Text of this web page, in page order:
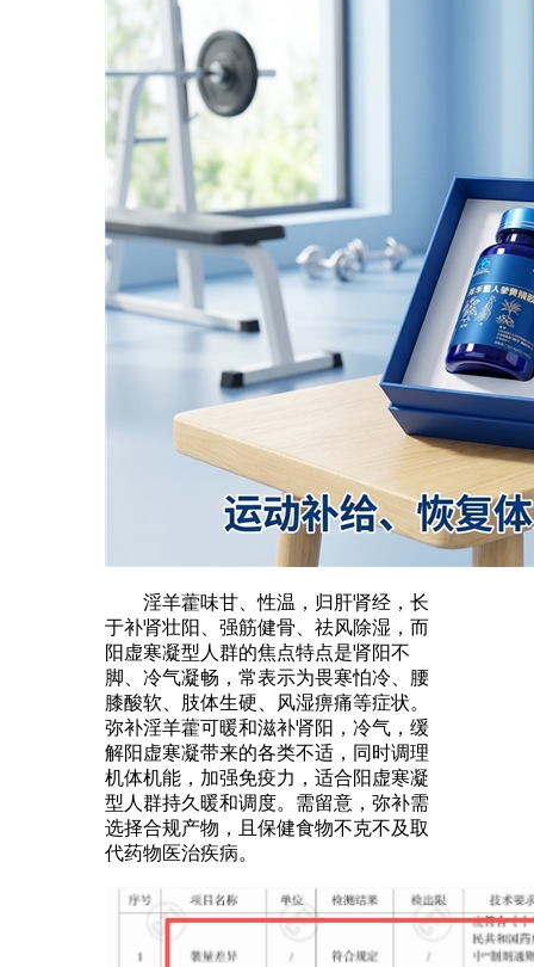
淫羊藿味甘、性温，归肝肾经，长
于补肾壮阳、强筋健骨、祛风除湿，而
阳虚寒凝型人群的焦点特点是肾阳不
脚、冷气凝畅，常表示为畏寒怕冷、腰
膝酸软、肢体生硬、风湿痹痛等症状。
弥补淫羊藿可暖和滋补肾阳，冷气，缓
解阳虚寒凝带来的各类不适，同时调理
机体机能，加强免疫力，适合阳虚寒凝
型人群持久暖和调度。需留意，弥补需
选择合规产物，且保健食物不克不及取
代药物医治疾病。